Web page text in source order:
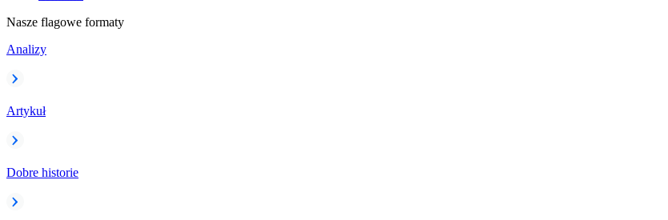
Nasze flagowe formaty
Analizy
Artykuł
Dobre historie